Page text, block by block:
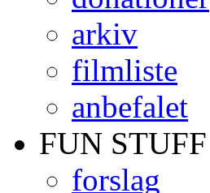
arkiv
filmliste
anbefalet
FUN STUFF
forslag